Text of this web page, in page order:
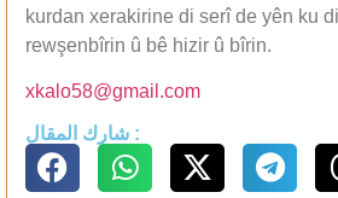
kurdan xerakirine di serî de yên ku
rewşenbîrin û bê hizir û bîrin.
xkalo58@gmail.com
شارك المقال :